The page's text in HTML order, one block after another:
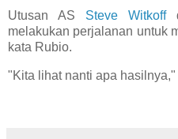
Utusan AS Steve Witkoff
melakukan perjalanan untuk
kata Rubio.
"Kita lihat nanti apa